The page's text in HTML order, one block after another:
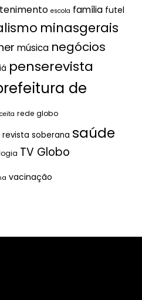
escola família futel
minasgerais
música negócios
penserevista
de
rede globo
revista soberana saúde
TV Globo
vacinação